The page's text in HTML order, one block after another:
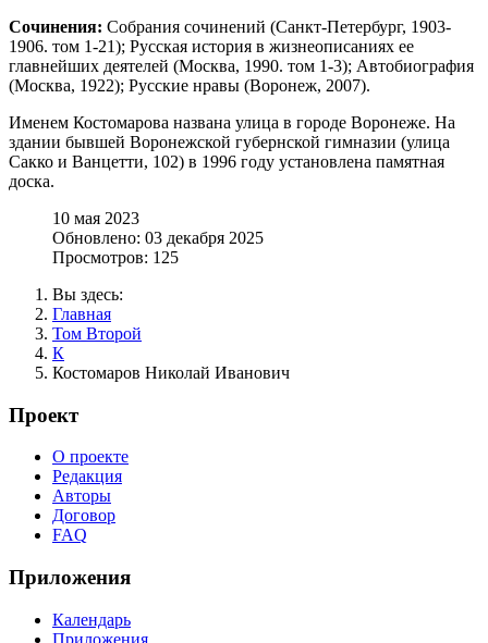
Сочинения: Собрания сочинений (Санкт-Петербург, 1903-
1906. том 1-21); Русская история в жизнеописаниях ее
главнейших деятелей (Москва, 1990. том 1-3); Автобиография
(Москва, 1922); Русские нравы (Воронеж, 2007).
Именем Костомарова названа улица в городе Воронеже. На
здании бывшей Воронежской губернской гимназии (улица
Сакко и Ванцетти, 102) в 1996 году установлена памятная
доска.
10 мая 2023
Обновлено: 03 декабря 2025
Просмотров: 125
Вы здесь:
Главная
Том Второй
К
Костомаров Николай Иванович
Проект
О проекте
Редакция
Авторы
Договор
FAQ
Приложения
Календарь
Приложения